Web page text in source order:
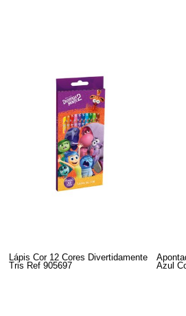
Lápis Cor 12 Cores Divertidamente
Tris Ref 905697
Azul